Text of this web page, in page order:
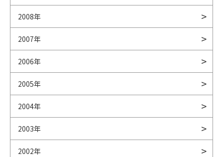
2008年
2007年
2006年
2005年
2004年
2003年
2002年